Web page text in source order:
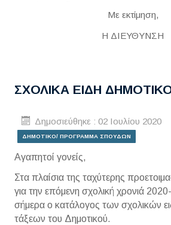
Με εκτίμηση,
Η ΔΙΕΥΘΥΝΣΗ
ΣΧΟΛΙΚΑ ΕΙΔΗ
Δημοσιεύθηκε : 02 Ιουλίου 2020
ΔΗΜΟΤΙΚΟ/ ΠΡΟΓΡΑΜΜΑ ΣΠΟΥΔΩΝ
Αγαπητοί γονείς,
Στα πλαίσια της ταχύτερης
για την επόμενη σχολική χρονιά
σήμερα ο κατάλογος των σχολικών
τάξεων του Δημοτικού.